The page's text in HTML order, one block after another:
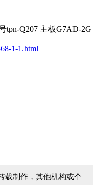
tpn-Q207 主板G7AD-2G
1-1.html
载制作，其他机构或个